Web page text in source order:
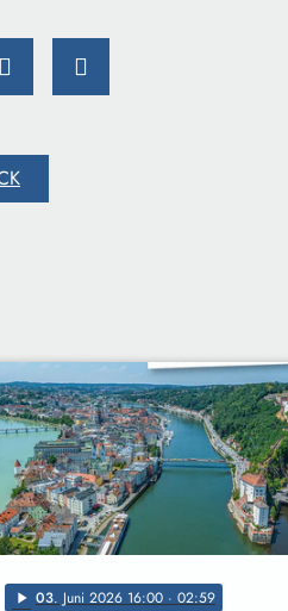
play_arrow 03. Juni 2026 16:00 · 02:59